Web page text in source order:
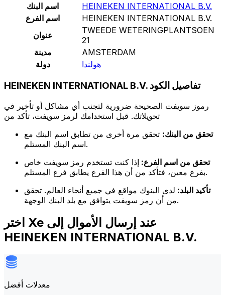
اسم البنك
HEINEKEN INTERNATIONAL B.V.
اسم الفرع
HEINEKEN INTERNATIONAL B.V.
عنوان
TWEEDE WETERINGPLANTSOEN
21
مدينة
AMSTERDAM
دولة
هولندا
HEINEKEN INTERNATIONAL B.V. تفاصيل الكود
رموز سويفت الصحيحة ضرورية لتجنب أي مشاكل أو تأخير في
تحويلاتك. قبل استخدامك لرمز سويفت، تأكد من
تحقق من البنك: تحقق مرة أخرى من تطابق اسم البنك مع
اسم البنك المستلم.
تحقق من اسم الفرع: إذا كنت تستخدم رمز سويفت خاص
بفرع معين، فتأكد من أن هذا الفرع يطابق فرع المستلم.
تأكيد البلد: لدى البنوك مواقع في جميع أنحاء العالم. تحقق
من أن رمز سويفت يتوافق مع بلد البنك الوجهة.
اختر Xe عند إرسال الأموال إلى
HEINEKEN INTERNATIONAL B.V.
معدلات أفضل